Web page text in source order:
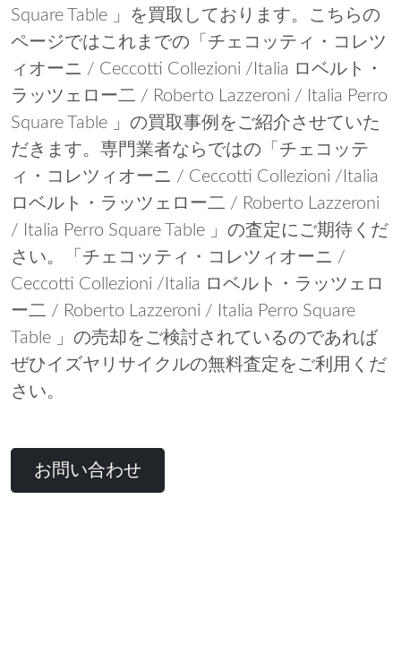
Square Table 」を買取しております。こちらの
ページではこれまでの「チェコッティ・コレツ
ィオーニ / Ceccotti Collezioni /Italia ロベルト・
ラッツェロー二 / Roberto Lazzeroni / Italia Perro
Square Table 」の買取事例をご紹介させていた
だきます。専門業者ならではの「チェコッテ
ィ・コレツィオーニ / Ceccotti Collezioni /Italia
ロベルト・ラッツェロー二 / Roberto Lazzeroni
/ Italia Perro Square Table 」の査定にご期待くだ
さい。「チェコッティ・コレツィオーニ /
Ceccotti Collezioni /Italia ロベルト・ラッツェロ
ー二 / Roberto Lazzeroni / Italia Perro Square
Table 」の売却をご検討されているのであれば
ぜひイズヤリサイクルの無料査定をご利用くだ
さい。
お問い合わせ